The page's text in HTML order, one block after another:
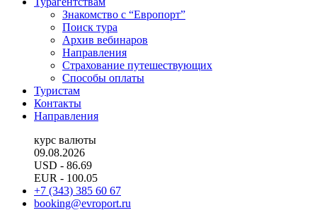
Знакомство с “Европорт”
Поиск тура
Архив вебинаров
Направления
Страхование путешествующих
Способы оплаты
Туристам
Контакты
Направления
курс валюты
09.08.2026
USD - 86.69
EUR - 100.05
+7 (343) 385 60 67
booking@evroport.ru